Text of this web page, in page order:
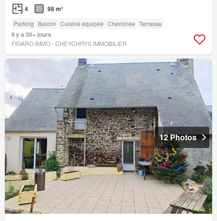
4 98 m²
Parking Balcon Cuisine équipée Cheminée Terrasse
Il y a 30+ jours
FIGARO IMMO - CHEYCHRYS IMMOBILIER
12 Photos